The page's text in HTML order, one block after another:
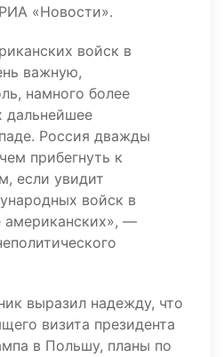
РИА «Новости».
войск в
важную,
намного более
дальнейшее
Россия дважды
прибегнуть к
если увидит
войск в
американских», —
выразил надежду, что
визита президента
в Польшу, планы по